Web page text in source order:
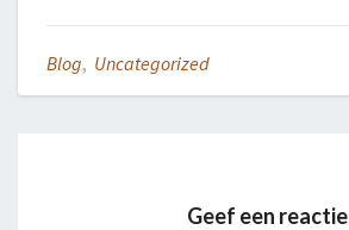
Blog, Uncategorized
Geef een reactie